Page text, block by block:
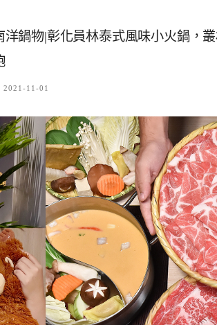
鍋物|彰化員林泰式風味小火鍋，
2021-11-01